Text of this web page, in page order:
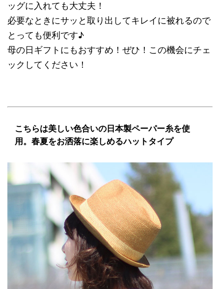
ッグに入れても大丈夫！
必要なときにサッと取り出してキレイに被れるので
とっても便利です♪
母の日ギフトにもおすすめ！ぜひ！この機会にチェ
ックしてください！
こちらは美しい色合いの日本製ペーパー糸を使
用。春夏をお洒落に楽しめるハットタイプ